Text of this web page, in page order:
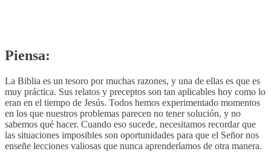
Piensa:
La Biblia es un tesoro por muchas razones, y una de ellas es que es
muy práctica. Sus relatos y preceptos son tan aplicables hoy como lo
eran en el tiempo de Jesús. Todos hemos experimentado momentos
en los que nuestros problemas parecen no tener solución, y no
sabemos qué hacer. Cuando eso sucede, necesitamos recordar que
las situaciones imposibles son oportunidades para que el Señor nos
enseñe lecciones valiosas que nunca aprenderíamos de otra manera.